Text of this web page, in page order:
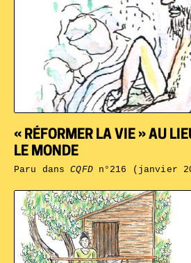
« RÉFORMER LA VIE » AU
LE MONDE
Paru dansCQFDn°216 (janvier